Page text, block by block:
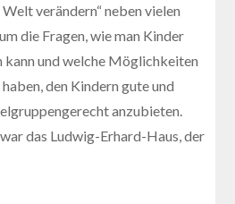
verändern“ neben vielen
die Fragen, wie man Kinder
kann und welche Möglichkeiten
den Kindern gute und
anzubieten.
das Ludwig-Erhard-Haus, der